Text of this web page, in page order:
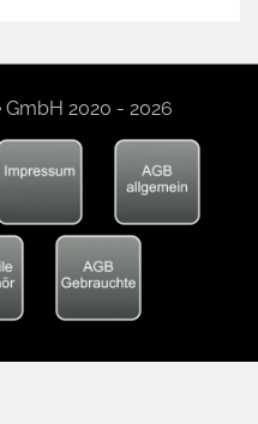
2020 - 2026